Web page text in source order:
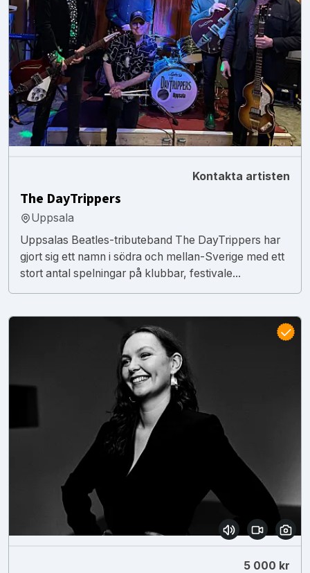
Kontakta artisten
The DayTrippers
Uppsala
Uppsalas Beatles-tributeband The DayTrippers har
gjort sig ett namn i södra och mellan-Sverige med ett
stort antal spelningar på klubbar, festivale...
5 000 kr